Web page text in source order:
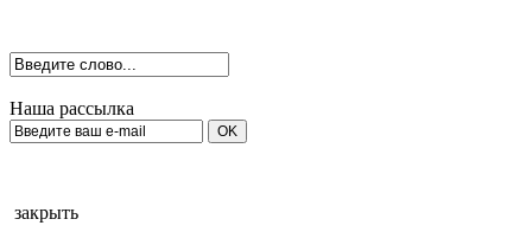
Наша рассылка
закрыть